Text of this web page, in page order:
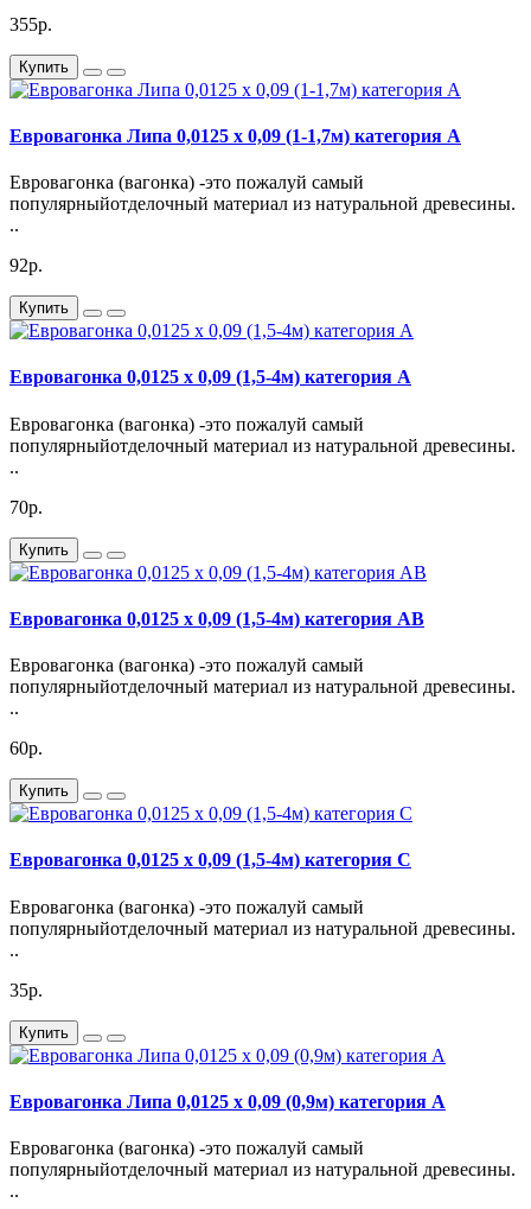
355р.
Купить
Евровагонка Липа 0,0125 х 0,09 (1-1,7м) категория А
Евровагонка (вагонка) -это пожалуй самый
популярныйотделочный материал из натуральной древесины.
..
92р.
Купить
Евровагонка 0,0125 х 0,09 (1,5-4м) категория А
Евровагонка (вагонка) -это пожалуй самый
популярныйотделочный материал из натуральной древесины.
..
70р.
Купить
Евровагонка 0,0125 х 0,09 (1,5-4м) категория АВ
Евровагонка (вагонка) -это пожалуй самый
популярныйотделочный материал из натуральной древесины.
..
60р.
Купить
Евровагонка 0,0125 х 0,09 (1,5-4м) категория С
Евровагонка (вагонка) -это пожалуй самый
популярныйотделочный материал из натуральной древесины.
..
35р.
Купить
Евровагонка Липа 0,0125 х 0,09 (0,9м) категория А
Евровагонка (вагонка) -это пожалуй самый
популярныйотделочный материал из натуральной древесины.
..